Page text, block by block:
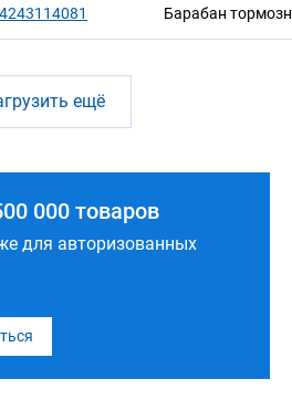
4243114081 Барабан
ещё
000 товаров
для авторизованных